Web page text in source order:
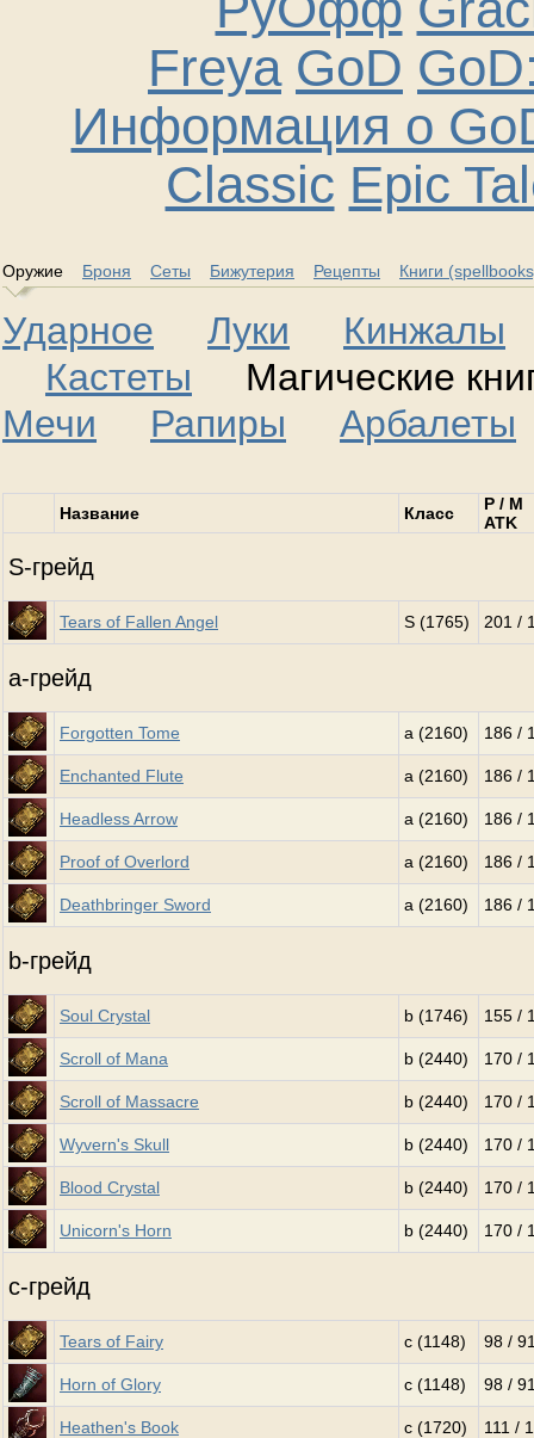
Freya GoD
Информация о
Classic Epic
Оружие Броня Сеты Бижутерия Рецепты Книги
Ударное Луки
Кинжалы
Кастеты Магические
Мечи
Рапиры Арбалеты
Название Класс
P / M
ATK
S-грейд
Tears of Fallen Angel S (1765) 201 /
a-грейд
Forgotten Tome a (2160) 186 /
Enchanted Flute a (2160) 186 /
Headless Arrow a (2160) 186 /
Proof of Overlord a (2160) 186 /
Deathbringer Sword a (2160) 186 /
b-грейд
Soul Crystal b (1746) 155 /
Scroll of Mana b (2440) 170 /
Scroll of Massacre b (2440) 170 /
Wyvern's Skull b (2440) 170 /
Blood Crystal b (2440) 170 /
Unicorn's Horn b (2440) 170 /
c-грейд
Tears of Fairy c (1148) 98 /
Horn of Glory c (1148) 98 /
Heathen's Book c (1720) 111 /